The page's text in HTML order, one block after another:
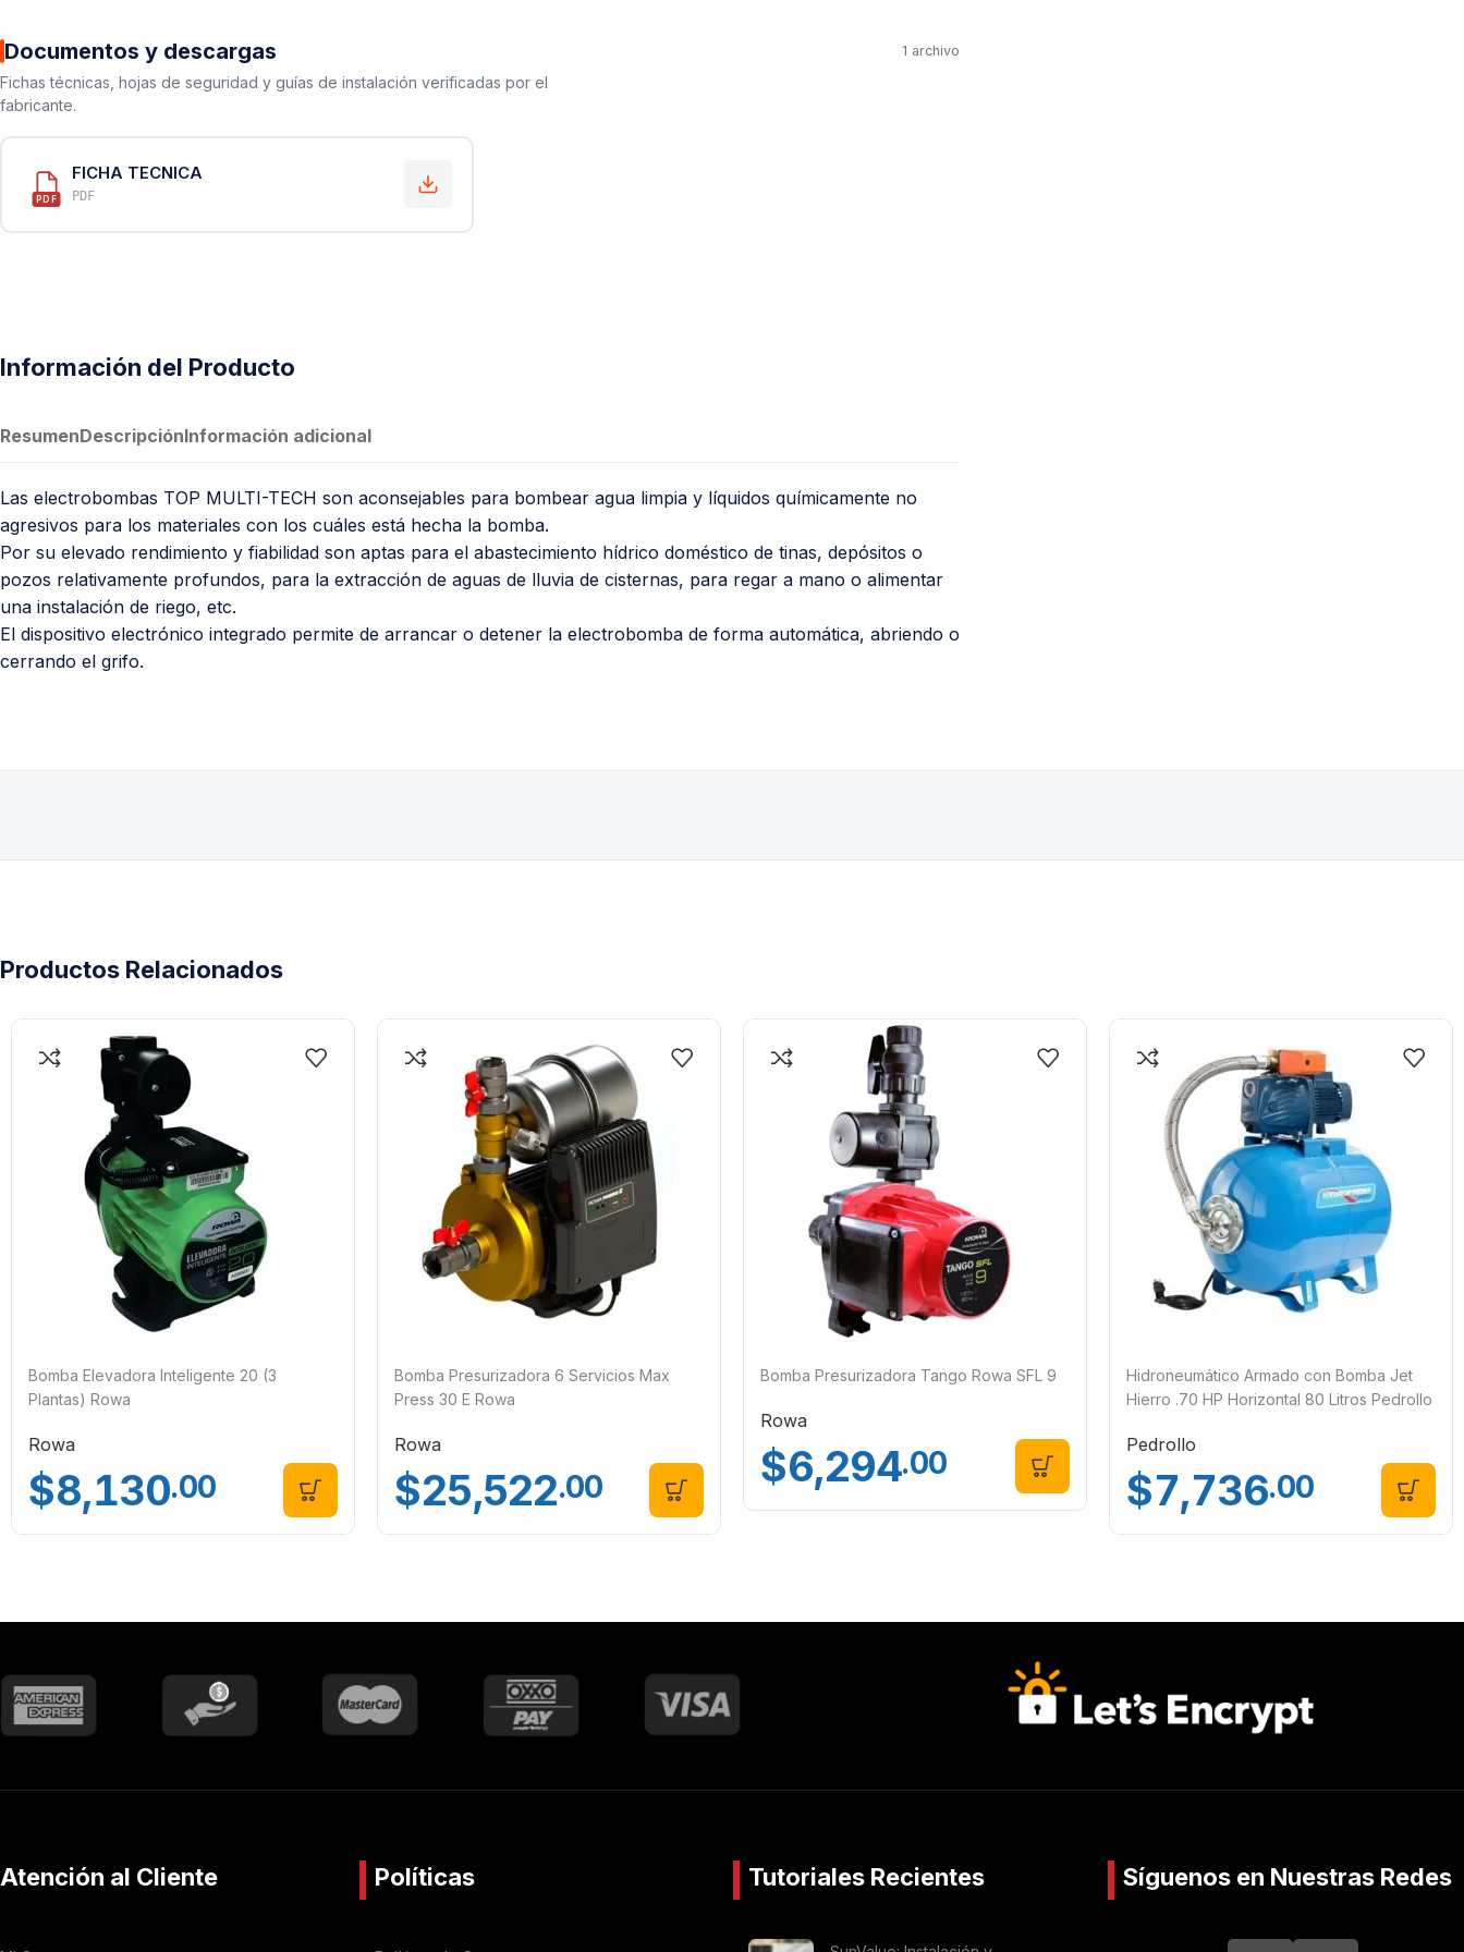
Acero Inoxidable 304
Documentos y descargas 1 archivo
Fichas técnicas, hojas de seguridad y guías de instalación verificadas por el
fabricante.
PDF
FICHA TECNICA
PDF
Información del Producto
ResumenDescripciónInformación adicional
Las electrobombas TOP MULTI-TECH son aconsejables para bombear agua limpia y líquidos químicamente no
agresivos para los materiales con los cuáles está hecha la bomba.
Por su elevado rendimiento y fiabilidad son aptas para el abastecimiento hídrico doméstico de tinas, depósitos o
pozos relativamente profundos, para la extracción de aguas de lluvia de cisternas, para regar a mano o alimentar
una instalación de riego, etc.
El dispositivo electrónico integrado permite de arrancar o detener la electrobomba de forma automática, abriendo o
cerrando el grifo.
Productos Relacionados
Bomba Elevadora Inteligente 20 (3
Plantas) Rowa
Rowa
$8,130.00
Bomba Presurizadora 6 Servicios Max
Press 30 E Rowa
Rowa
$25,522.00
Bomba Presurizadora Tango Rowa SFL 9
Rowa
$6,294.00
Hidroneumático Armado con Bomba Jet
Hierro .70 HP Horizontal 80 Litros Pedrollo
Pedrollo
$7,736.00
Atención al Cliente Políticas Tutoriales Recientes Síguenos en Nuestras Redes